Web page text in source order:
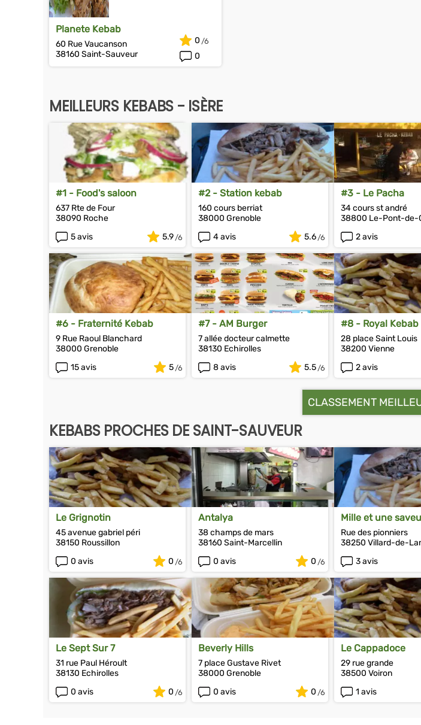
Planete Kebab
60 Rue Vaucanson
38160 Saint-Sauveur
0
0
MEILLEURS KEBABS - ISÈRE
#1 - Food's saloon
637 Rte de Four
38090 Roche
5 avis
5.9
#2 - Station kebab
160 cours berriat
38000 Grenoble
4 avis
5.6
#3 - Le Pacha
34 cours st andré
38800 Le-Pont-de-
2 avis
#6 - Fraternité Kebab
9 Rue Raoul Blanchard
38000 Grenoble
15 avis
5
#7 - AM Burger
7 allée docteur calmette
38130 Echirolles
8 avis
5.5
#8 - Royal Kebab
28 place Saint Louis
38200 Vienne
2 avis
CLASSEMENT
KEBABS PROCHES DE SAINT-SAUVEUR
Le Grignotin
45 avenue gabriel péri
38150 Roussillon
0 avis
0
Antalya
38 champs de mars
38160 Saint-Marcellin
0 avis
0
Mille et une
Rue des pionniers
38250 Villard-de-
3 avis
Le Sept Sur 7
31 rue Paul Héroult
38130 Echirolles
0 avis
0
Beverly Hills
7 place Gustave Rivet
38000 Grenoble
0 avis
0
Le Cappadoce
29 rue grande
38500 Voiron
1 avis